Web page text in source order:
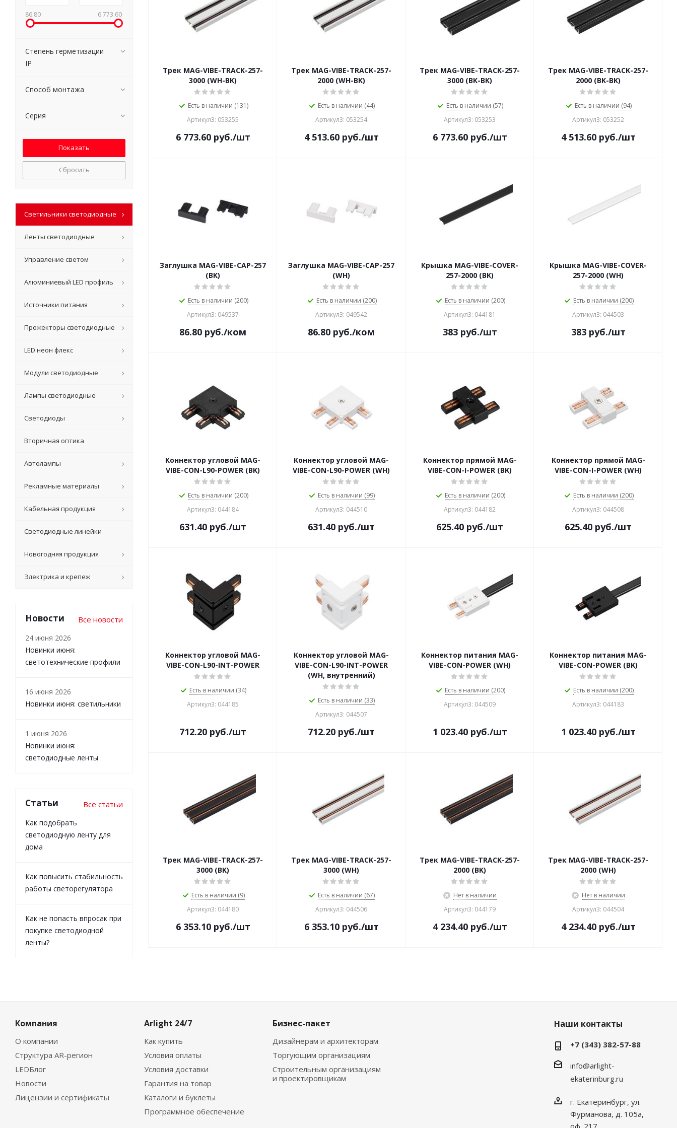
Трек MAG-VIBE-TRACK-257-
3000 (WH-BK)
Есть в наличии (131)
Артикул3: 053255
6 773.60руб./шт
Трек MAG-VIBE-TRACK-257-
2000 (WH-BK)
Есть в наличии (44)
Артикул3: 053254
4 513.60руб./шт
Трек MAG-VIBE-TRACK-257-
3000 (BK-BK)
Есть в наличии (57)
Артикул3: 053253
6 773.60руб./шт
Трек MAG-VIBE-TRACK-257-
2000 (BK-BK)
Есть в наличии (94)
Артикул3: 053252
4 513.60руб./шт
Заглушка MAG-VIBE-CAP-257
(BK)
Есть в наличии (200)
Артикул3: 049537
86.80 руб./ком
Заглушка MAG-VIBE-CAP-257
(WH)
Есть в наличии (200)
Артикул3: 049542
86.80 руб./ком
Крышка MAG-VIBE-COVER-
257-2000 (BK)
Есть в наличии (200)
Артикул3: 044181
383руб./шт
Крышка MAG-VIBE-COVER-
257-2000 (WH)
Есть в наличии (200)
Артикул3: 044503
383руб./шт
Коннектор угловой MAG-
VIBE-CON-L90-POWER (BK)
Есть в наличии (200)
Артикул3: 044184
631.40 руб./шт
Коннектор угловой MAG-
VIBE-CON-L90-POWER (WH)
Есть в наличии (99)
Артикул3: 044510
631.40 руб./шт
Коннектор прямой MAG-
VIBE-CON-I-POWER (BK)
Есть в наличии (200)
Артикул3: 044182
625.40 руб./шт
Коннектор прямой MAG-
VIBE-CON-I-POWER (WH)
Есть в наличии (200)
Артикул3: 044508
625.40 руб./шт
Коннектор угловой MAG-
VIBE-CON-L90-INT-POWER
Есть в наличии (34)
Артикул3: 044185
712.20 руб./шт
Коннектор угловой MAG-
VIBE-CON-L90-INT-POWER
(WH, внутренний)
Есть в наличии (33)
Артикул3: 044507
712.20 руб./шт
Коннектор питания MAG-
VIBE-CON-POWER (WH)
Есть в наличии (200)
Артикул3: 044509
1 023.40руб./шт
Коннектор питания MAG-
VIBE-CON-POWER (BK)
Есть в наличии (200)
Артикул3: 044183
1 023.40руб./шт
Трек MAG-VIBE-TRACK-257-
3000 (BK)
Есть в наличии (9)
Артикул3: 044180
6 353.10руб./шт
Трек MAG-VIBE-TRACK-257-
3000 (WH)
Есть в наличии (67)
Артикул3: 044506
6 353.10руб./шт
Трек MAG-VIBE-TRACK-257-
2000 (BK)
Нет в наличии
Артикул3: 044179
4 234.40руб./шт
Трек MAG-VIBE-TRACK-257-
2000 (WH)
Нет в наличии
Артикул3: 044504
4 234.40руб./шт
86.80 6 773.60
Степень герметизации
IP
Способ монтажа
Серия
Сбросить
Светильники светодиодные
Ленты светодиодные
Управление светом
Алюминиевый LED профиль
Источники питания
Прожекторы светодиодные
LED неон флекс
Модули светодиодные
Лампы светодиодные
Светодиоды
Вторичная оптика
Автолампы
Рекламные материалы
Кабельная продукция
Светодиодные линейки
Новогодняя продукция
Электрика и крепеж
Новости Все новости
24 июня 2026
Новинки июня:
светотехнические профили
16 июня 2026
Новинки июня: светильники
1 июня 2026
Новинки июня:
светодиодные ленты
Статьи Все статьи
Как подобрать
светодиодную ленту для
дома
Как повысить стабильность
работы светорегулятора
Как не попасть впросак при
покупке светодиодной
ленты?
Компания
О компании
Структура AR-регион
LEDБлог
Новости
Лицензии и сертификаты
Arlight 24/7
Как купить
Условия оплаты
Условия доставки
Гарантия на товар
Каталоги и буклеты
Программное обеспечение
Бизнес-пакет
Дизайнерам и архитекторам
Торгующим организациям
Строительным организациям
и проектировщикам
Наши контакты
+7 (343) 382-57-88
info@arlight-
ekaterinburg.ru
г. Екатеринбург, ул.
Фурманова, д. 105а,
оф. 217